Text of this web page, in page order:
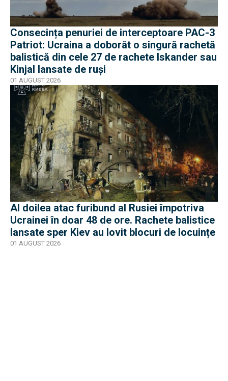
Consecința penuriei de interceptoare PAC-3
Patriot: Ucraina a doborât o singură rachetă
balistică din cele 27 de rachete Iskander sau
Kinjal lansate de ruși
01 AUGUST 2026
Al doilea atac furibund al Rusiei împotriva
Ucrainei în doar 48 de ore. Rachete balistice
lansate sper Kiev au lovit blocuri de locuințe
01 AUGUST 2026